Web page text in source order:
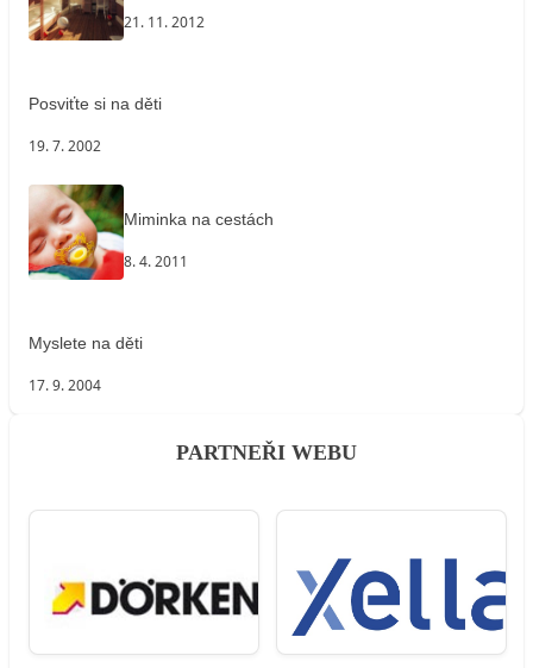
21. 11. 2012
Posviťte si na děti
19. 7. 2002
Miminka na cestách
8. 4. 2011
Myslete na děti
17. 9. 2004
PARTNEŘI WEBU